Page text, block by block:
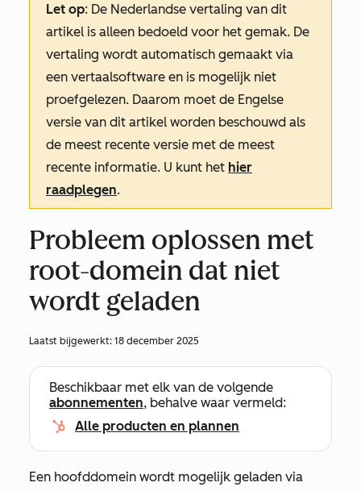
Let op: De Nederlandse vertaling van dit
artikel is alleen bedoeld voor het gemak. De
vertaling wordt automatisch gemaakt via
een vertaalsoftware en is mogelijk niet
proefgelezen. Daarom moet de Engelse
versie van dit artikel worden beschouwd als
de meest recente versie met de meest
recente informatie. U kunt het hier
raadplegen.
Probleem oplossen met
root-domein dat niet
wordt geladen
Laatst bijgewerkt: 18 december 2025
Beschikbaar met elk van de volgende
abonnementen, behalve waar vermeld:
Alle producten en plannen
Een hoofddomein wordt mogelijk geladen via